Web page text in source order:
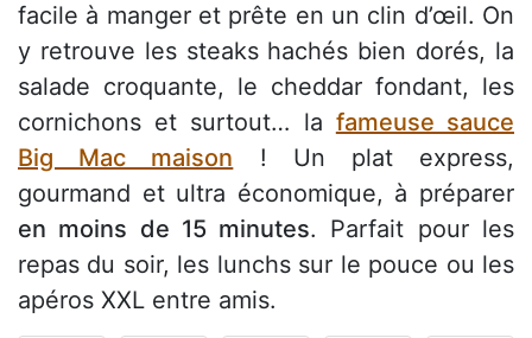
facile à manger et prête en un clin d’œil. On
y retrouve les steaks hachés bien dorés, la
salade croquante, le cheddar fondant, les
cornichons et surtout… la fameuse sauce
Big Mac maison ! Un plat express,
gourmand et ultra économique, à préparer
en moins de 15 minutes. Parfait pour les
repas du soir, les lunchs sur le pouce ou les
apéros XXL entre amis.